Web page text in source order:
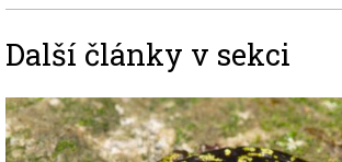
Další články v sekci
Image